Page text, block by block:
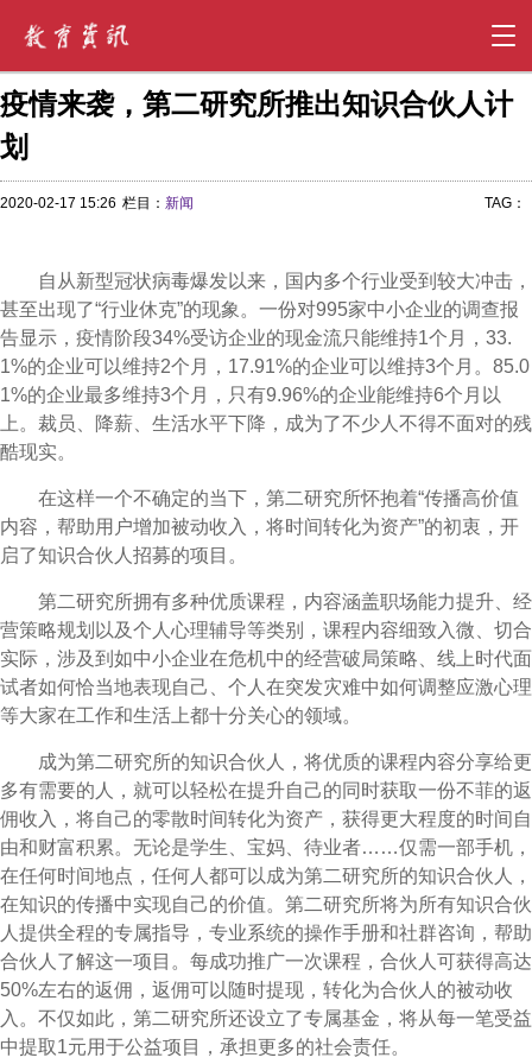
疫情来袭，第二研究所推出知识合伙人计
划
2020-02-17 15:26 栏目： 新闻 TAG：
自从新型冠状病毒爆发以来，国内多个行业受到较大冲击，
甚至出现了“行业休克”的现象。一份对995家中小企业的调查报
告显示，疫情阶段34%受访企业的现金流只能维持1个月，33.
1%的企业可以维持2个月，17.91%的企业可以维持3个月。85.0
1%的企业最多维持3个月，只有9.96%的企业能维持6个月以
上。裁员、降薪、生活水平下降，成为了不少人不得不面对的残
酷现实。
在这样一个不确定的当下，第二研究所怀抱着“传播高价值
内容，帮助用户增加被动收入，将时间转化为资产”的初衷，开
启了知识合伙人招募的项目。
第二研究所拥有多种优质课程，内容涵盖职场能力提升、经
营策略规划以及个人心理辅导等类别，课程内容细致入微、切合
实际，涉及到如中小企业在危机中的经营破局策略、线上时代面
试者如何恰当地表现自己、个人在突发灾难中如何调整应激心理
等大家在工作和生活上都十分关心的领域。
成为第二研究所的知识合伙人，将优质的课程内容分享给更
多有需要的人，就可以轻松在提升自己的同时获取一份不菲的返
佣收入，将自己的零散时间转化为资产，获得更大程度的时间自
由和财富积累。无论是学生、宝妈、待业者……仅需一部手机，
在任何时间地点，任何人都可以成为第二研究所的知识合伙人，
在知识的传播中实现自己的价值。第二研究所将为所有知识合伙
人提供全程的专属指导，专业系统的操作手册和社群咨询，帮助
合伙人了解这一项目。每成功推广一次课程，合伙人可获得高达
50%左右的返佣，返佣可以随时提现，转化为合伙人的被动收
入。不仅如此，第二研究所还设立了专属基金，将从每一笔受益
中提取1元用于公益项目，承担更多的社会责任。